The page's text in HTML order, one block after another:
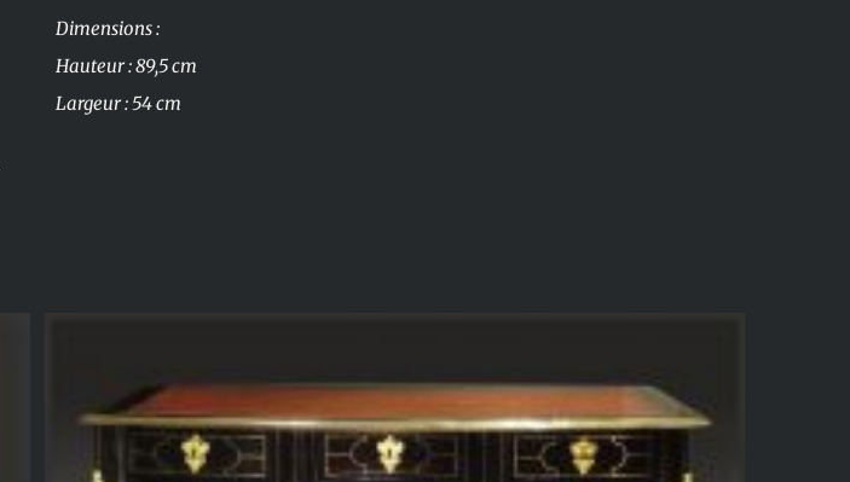
Dimensions :
Hauteur : 89,5 cm
Largeur : 54 cm